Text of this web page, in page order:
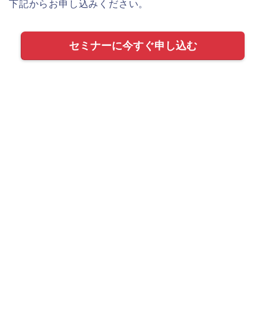
下記からお申し込みください。
セミナーに今すぐ申し込む